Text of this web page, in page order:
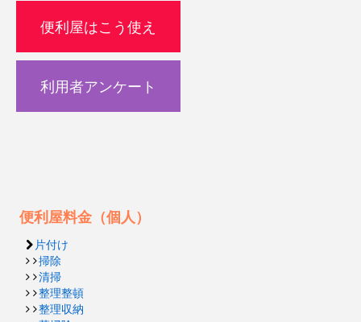
便利屋はこう使え
利用者アンケート
便利屋料金（個人）
片付け
掃除
清掃
整理整頓
整理収納